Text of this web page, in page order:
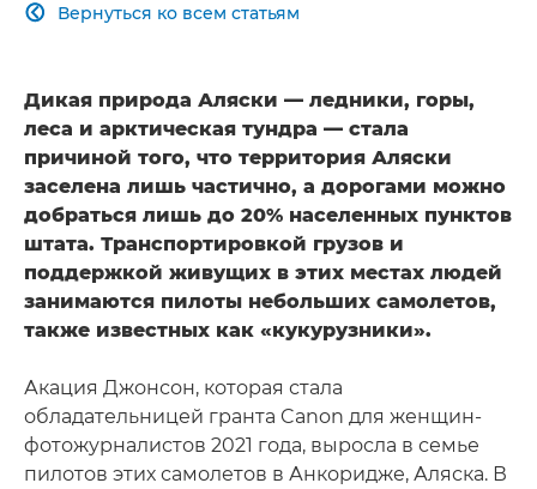
Вернуться ко всем статьям

Дикая природа Аляски — ледники, горы,
леса и арктическая тундра — стала
причиной того, что территория Аляски
заселена лишь частично, а дорогами можно
добраться лишь до 20% населенных пунктов
штата. Транспортировкой грузов и
поддержкой живущих в этих местах людей
занимаются пилоты небольших самолетов,
также известных как «кукурузники».
Акация Джонсон, которая стала
обладательницей гранта Canon для женщин-
фотожурналистов 2021 года, выросла в семье
пилотов этих самолетов в Анкоридже, Аляска. В